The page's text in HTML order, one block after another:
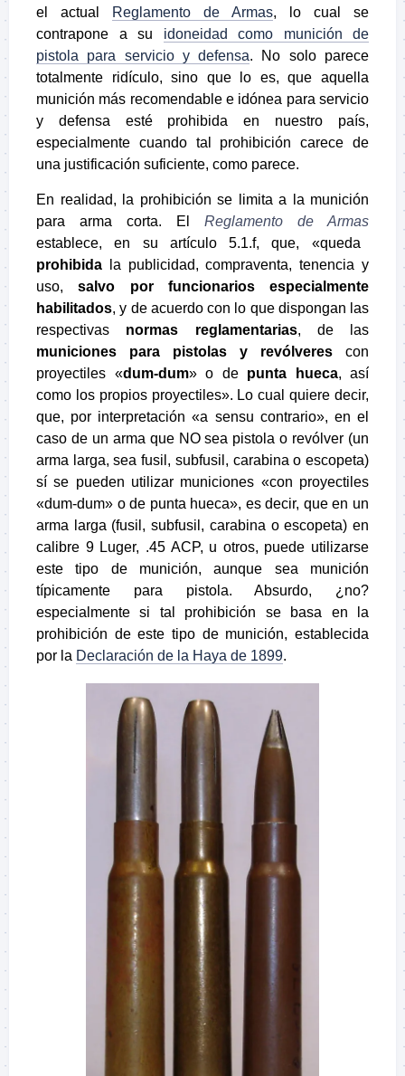
el actual
Reglamento de Armas, lo cual se
contrapone a su
idoneidad como munición de
pistola para servicio y defensa. No solo parece
totalmente ridículo, sino que lo es, que aquella
munición más recomendable e idónea para servicio
y defensa esté prohibida en nuestro país,
especialmente cuando tal prohibición carece de
una justificación suficiente, como parece.
En realidad, la prohibición se limita a la munición
para arma corta. El
Reglamento de Armas
establece, en su artículo 5.1.f, que, «queda
prohibida la publicidad, compraventa, tenencia y
uso,salvo por funcionarios especialmente
habilitados, y de acuerdo con lo que dispongan las
respectivas normas reglamentarias, de las
municiones para pistolas y revólveres con
proyectiles «dum-dum» o de punta hueca, así
como los propios proyectiles». Lo cual quiere decir,
que, por interpretación «a sensu contrario», en el
caso de un arma que NO sea pistola o revólver (un
arma larga, sea fusil, subfusil, carabina o escopeta)
sí se pueden utilizar municiones «con proyectiles
«dum-dum» o de punta hueca», es decir, que en un
arma larga (fusil, subfusil, carabina o escopeta) en
calibre 9 Luger, .45 ACP, u otros, puede utilizarse
este tipo de munición, aunque sea munición
típicamente para pistola. Absurdo, ¿no?
especialmente si tal prohibición se basa en la
prohibición de este tipo de munición, establecida
por la Declaración de la Haya de 1899.